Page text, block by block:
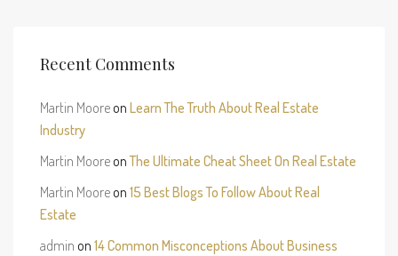
Recent Comments
Martin Mooreon Learn The Truth About Real Estate
Industry
Martin MooreonThe Ultimate Cheat Sheet On Real Estate
Martin Mooreon 15 Best Blogs To Follow About Real
Estate
admin on 14 Common Misconceptions About Business